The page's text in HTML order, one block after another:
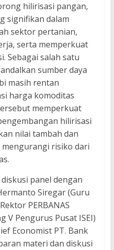
hilirisasi pangan,
signifikan dalam
sektor pertanian,
serta memperkuat
Sebagai salah satu
sumber daya
masih rentan
harga komoditas
memperkuat
hilirisasi
nilai tambah dan
mengurangi risiko dari
panel dengan
Siregar (Guru
PERBANAS
V Pengurus Pusat ISEI)
Economist PT. Bank
materi dan diskusi